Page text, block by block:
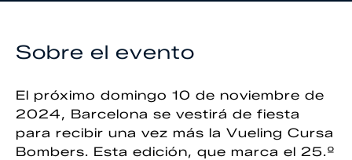
Sobre el evento
El próximo domingo 10 de noviembre de
2024, Barcelona se vestirá de fiesta
para recibir una vez más la Vueling Cursa
Bombers. Esta edición, que marca el 25.º